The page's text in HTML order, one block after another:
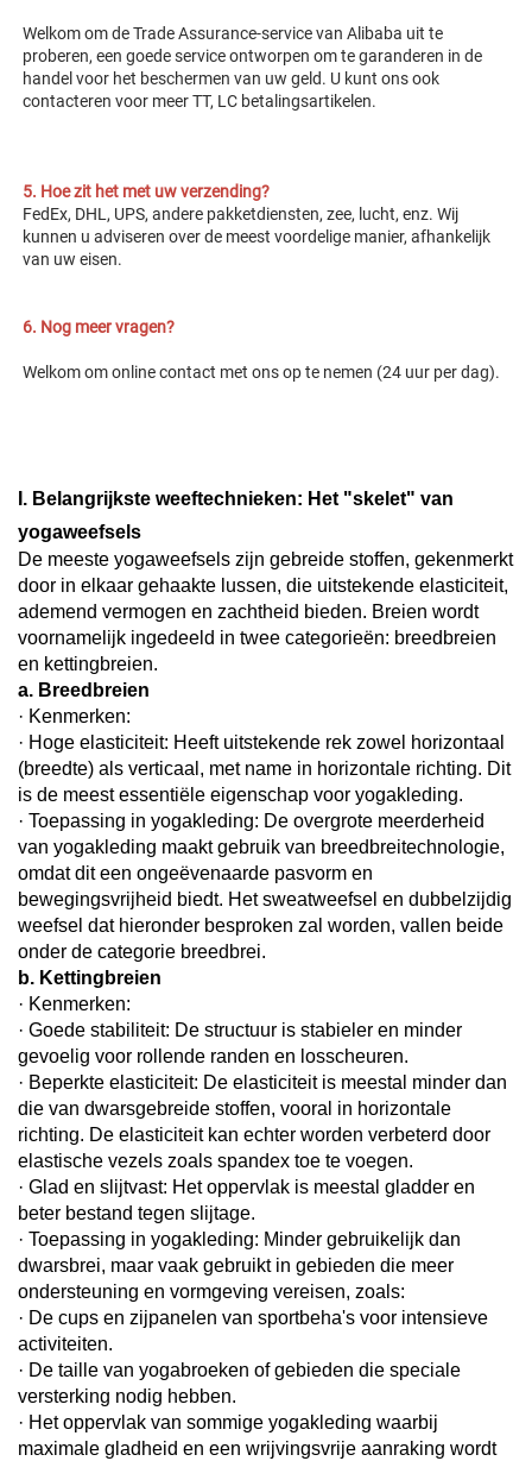
Welkom om de Trade Assurance-service van Alibaba uit te
proberen, een goede service ontworpen om te garanderen in de
handel voor het beschermen van uw geld. U kunt ons ook
contacteren voor meer TT, LC betalingsartikelen.
5. Hoe zit het met uw verzending?
FedEx, DHL, UPS, andere pakketdiensten, zee, lucht, enz. Wij
kunnen u adviseren over de meest voordelige manier, afhankelijk
van uw eisen.
6. Nog meer vragen?
Welkom om online contact met ons op te nemen (24 uur per dag).
I. Belangrijkste weeftechnieken: Het "skelet" van
yogaweefsels
De meeste yogaweefsels zijn gebreide stoffen, gekenmerkt
door in elkaar gehaakte lussen, die uitstekende elasticiteit,
ademend vermogen en zachtheid bieden. Breien wordt
voornamelijk ingedeeld in twee categorieën: breedbreien
en kettingbreien.
a. Breedbreien
· Kenmerken:
· Hoge elasticiteit: Heeft uitstekende rek zowel horizontaal
(breedte) als verticaal, met name in horizontale richting. Dit
is de meest essentiële eigenschap voor yogakleding.
· Toepassing in yogakleding: De overgrote meerderheid
van yogakleding maakt gebruik van breedbreitechnologie,
omdat dit een ongeëvenaarde pasvorm en
bewegingsvrijheid biedt. Het sweatweefsel en dubbelzijdig
weefsel dat hieronder besproken zal worden, vallen beide
onder de categorie breedbrei.
b. Kettingbreien
· Kenmerken:
· Goede stabiliteit: De structuur is stabieler en minder
gevoelig voor rollende randen en losscheuren.
· Beperkte elasticiteit: De elasticiteit is meestal minder dan
die van dwarsgebreide stoffen, vooral in horizontale
richting. De elasticiteit kan echter worden verbeterd door
elastische vezels zoals spandex toe te voegen.
· Glad en slijtvast: Het oppervlak is meestal gladder en
beter bestand tegen slijtage.
· Toepassing in yogakleding: Minder gebruikelijk dan
dwarsbrei, maar vaak gebruikt in gebieden die meer
ondersteuning en vormgeving vereisen, zoals:
· De cups en zijpanelen van sportbeha's voor intensieve
activiteiten.
· De taille van yogabroeken of gebieden die speciale
versterking nodig hebben.
· Het oppervlak van sommige yogakleding waarbij
maximale gladheid en een wrijvingsvrije aanraking wordt